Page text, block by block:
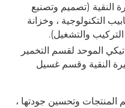
النقية (تصميم وتصنيع
التكنولوجية ، وخزانة
والتشغيل).
الموحد لقسم التخمير
النقية وقسم غسيل
المنتجات وتحسين جودتها ،